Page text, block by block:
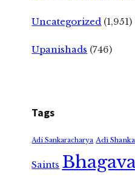
Uncategorized (1,951)
Upanishads (746)
Tags
Adi Sankaracharya Adi
Saints